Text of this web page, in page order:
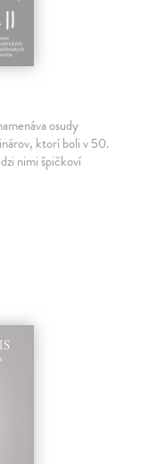
osudy
ktorí boli v 50.
nimi špičkoví